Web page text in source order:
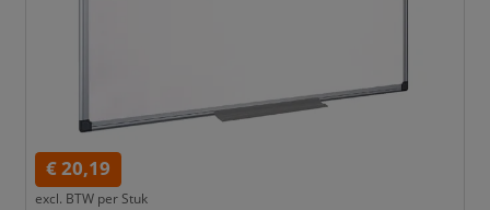
€ 20,19
excl. BTW per Stuk